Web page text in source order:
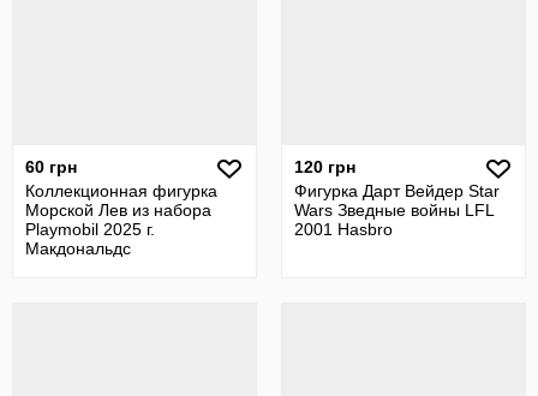
60 грн
Коллекционная фигурка
Морской Лев из набора
Playmobil 2025 г.
Макдональдс
120 грн
Фигурка Дарт Вейдер Star
Wars Зведные войны LFL
2001 Hasbro